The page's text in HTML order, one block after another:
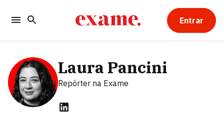
Entrar
Laura Pancini
Repórter na Exame